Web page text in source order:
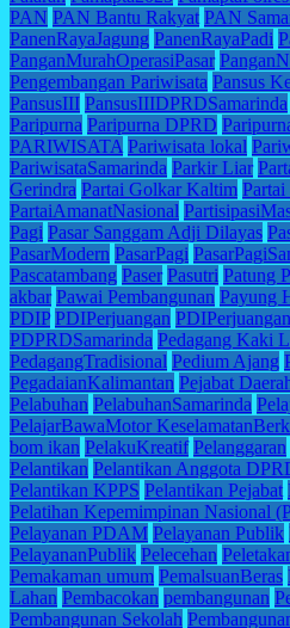
PAN PAN Bantu Rakyat PAN
PanenRayaJagung PanenRayaPadi
PanganMurahOperasiPasar
Pengembangan Pariwisata Pansus
PansusIII PansusIIIDPRDSamarinda
Paripurna Paripurna DPRD
PARIWISATA Pariwisata lokal
PariwisataSamarinda Parkir Liar
Gerindra Partai Golkar Kaltim
PartaiAmanatNasional
Pagi Pasar Sanggam Adji Dilayas
PasarModern PasarPagi
Pascatambang Paser Pasutri Patung
akbar Pawai Pembangunan Payung
PDIP PDIPerjuangan
PDPRDSamarinda Pedagang Kaki
PedagangTradisional Pedium Ajang
PegadaianKalimantan Pejabat
Pelabuhan PelabuhanSamarinda
PelajarBawaMotor
bom ikan PelakuKreatif Pelanggaran
Pelantikan Pelantikan Anggota
Pelantikan KPPS Pelantikan Pejabat
Pelatihan Kepemimpinan Nasional
Pelayanan PDAM Pelayanan Publik
PelayananPublik Pelecehan
Pemakaman umum PemalsuanBeras
Lahan Pembacokan pembangunan
Pembangunan Sekolah